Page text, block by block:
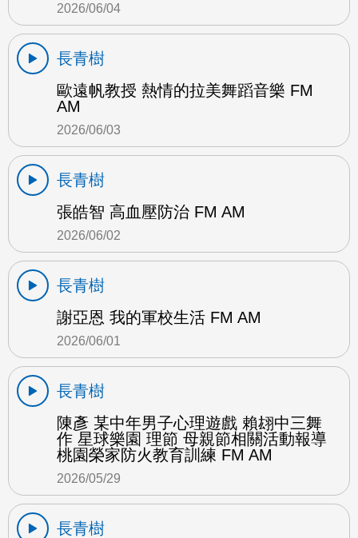
2026/06/04
長青樹
歐遠帆教授 熱情的拉美舞蹈音樂 FM
AM
2026/06/03
長青樹
張皓智 高血壓防治 FM AM
2026/06/02
長青樹
謝亞恩 我的軍校生活 FM AM
2026/06/01
長青樹
陳彥 某中年男子心理遊戲 賴翃中三舞
作 星球樂園 理節 母親節相關活動報導
桃園榮家防火教育訓練 FM AM
2026/05/29
長青樹